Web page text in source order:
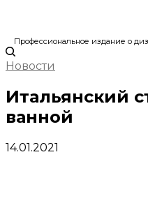
Профессиональное издание о
Новости
Итальянский
ванной
14.01.2021